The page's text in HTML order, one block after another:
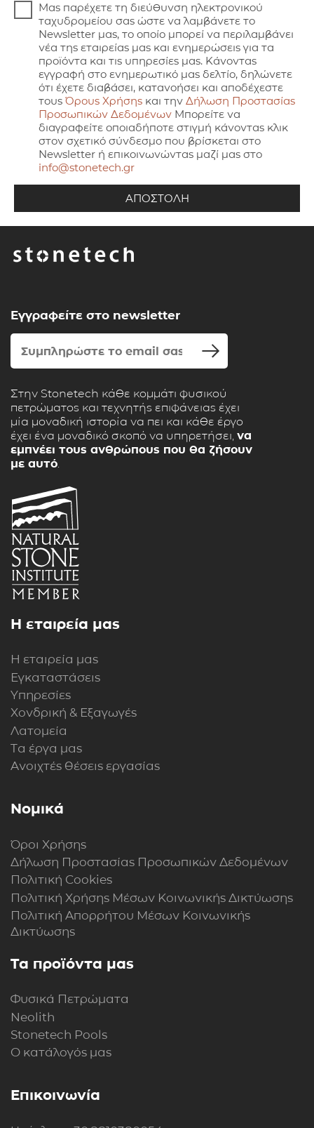
Μας παρέχετε τη διεύθυνση ηλεκτρονικού
ταχυδρομείου σας ώστε να λαμβάνετε το
Newsletter μας, το οποίο μπορεί να περιλαμβάνει
νέα της εταιρείας μας και ενημερώσεις για τα
προϊόντα και τις υπηρεσίες μας. Κάνοντας
εγγραφή στο ενημερωτικό μας δελτίο, δηλώνετε
ότι έχετε διαβάσει, κατανοήσει και αποδέχεστε
τους Όρους Χρήσης και την Δήλωση Προστασίας
Προσωπικών Δεδομένων Μπορείτε να
διαγραφείτε οποιαδήποτε στιγμή κάνοντας κλικ
στον σχετικό σύνδεσμο που βρίσκεται στο
Newsletter ή επικοινωνώντας μαζί μας στο
info@stonetech.gr
Εγγραφείτε στο newsletter
Στην Stonetech κάθε κομμάτι φυσικού
πετρώματος και τεχνητής επιφάνειας έχει
μία μοναδική ιστορία να πει και κάθε έργο
έχει ένα μοναδικό σκοπό να υπηρετήσει, να
εμπνέει τους ανθρώπους που θα ζήσουν
με αυτό.
Η εταιρεία μας
Η εταιρεία μας
Εγκαταστάσεις
Υπηρεσίες
Χονδρική & Εξαγωγές
Λατομεία
Τα έργα μας
Ανοιχτές θέσεις εργασίας
Νομικά
Όροι Χρήσης
Δήλωση Προστασίας Προσωπικών Δεδομένων
Πολιτική Cookies
Πολιτική Xρήσης Mέσων Kοινωνικής Δικτύωσης
Πολιτική Απορρήτου Μέσων Κοινωνικής
Δικτύωσης
Τα προϊόντα μας
Φυσικά Πετρώματα
Neolith
Stonetech Pools
Ο κατάλογός μας
Επικοινωνία